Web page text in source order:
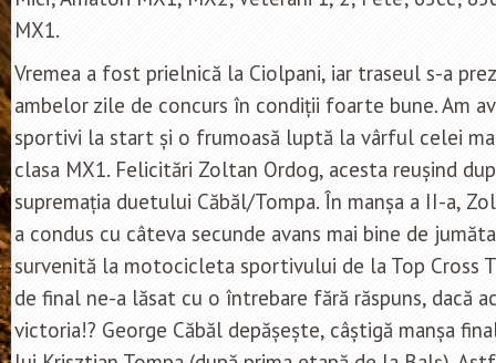
MX1.
Vremea a fost prielnică la Ciolpani, iar traseul s-a
ambelor zile de concurs în condiții foarte bune. Am
sportivi la start și o frumoasă luptă la vârful celei
clasa MX1. Felicitări Zoltan Ordog, acesta reușind
supremația duetului Căbăl/Tompa. În manșa a II-a,
a condus cu câteva secunde avans mai bine de
survenită la motocicleta sportivului de la Top Cross
de final ne-a lăsat cu o întrebare fără răspuns, dacă
victoria!? George Căbăl depășește, câștigă manșa